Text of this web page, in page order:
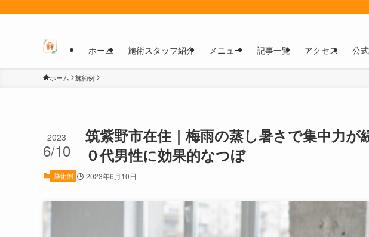
ホーム 施術スタッフ紹介 メニュー 記事一覧 アクセス 公
ホーム 施術例
筑紫野市在住｜梅雨の蒸し暑さで集中力が
０代男性に効果的なつぼ
2023
6/10
施術例 2023年6月10日